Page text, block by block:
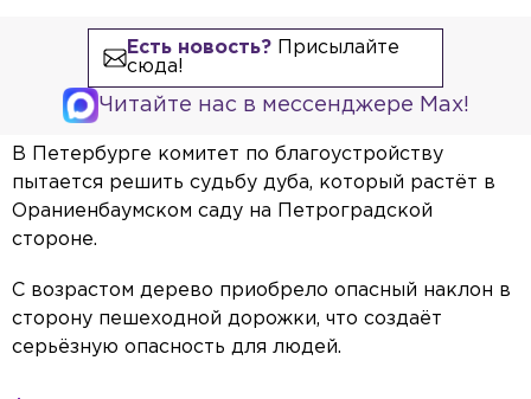
Есть новость?Присылайте
сюда!
Читайте нас в мессенджере Max!
В Петербурге комитет по благоустройству
пытается решить судьбу дуба, который растёт в
Ораниенбаумском саду на Петроградской
стороне.
С возрастом дерево приобрело опасный наклон в
сторону пешеходной дорожки, что создаёт
серьёзную опасность для людей.